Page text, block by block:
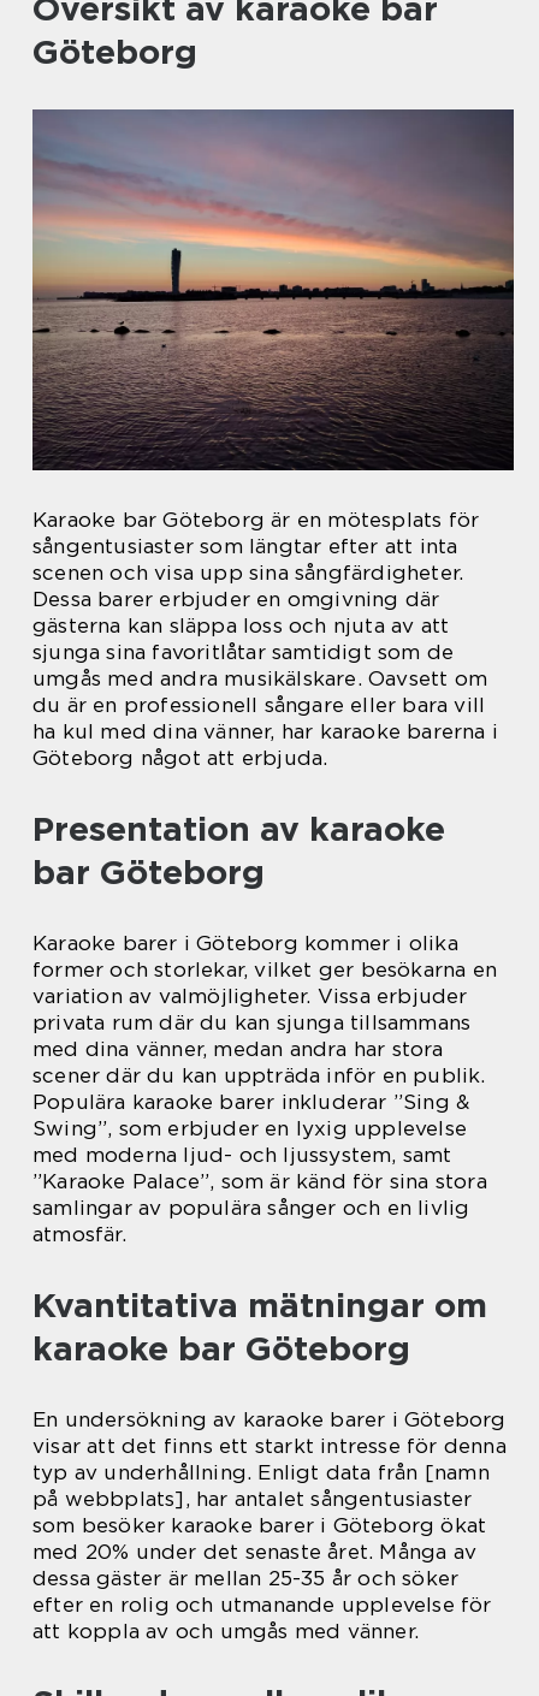
Översikt av karaoke bar
Göteborg
Karaoke bar Göteborg är en mötesplats för
sångentusiaster som längtar efter att inta
scenen och visa upp sina sångfärdigheter.
Dessa barer erbjuder en omgivning där
gästerna kan släppa loss och njuta av att
sjunga sina favoritlåtar samtidigt som de
umgås med andra musikälskare. Oavsett om
du är en professionell sångare eller bara vill
ha kul med dina vänner, har karaoke barerna i
Göteborg något att erbjuda.
Presentation av karaoke
bar Göteborg
Karaoke barer i Göteborg kommer i olika
former och storlekar, vilket ger besökarna en
variation av valmöjligheter. Vissa erbjuder
privata rum där du kan sjunga tillsammans
med dina vänner, medan andra har stora
scener där du kan uppträda inför en publik.
Populära karaoke barer inkluderar ”Sing &
Swing”, som erbjuder en lyxig upplevelse
med moderna ljud- och ljussystem, samt
”Karaoke Palace”, som är känd för sina stora
samlingar av populära sånger och en livlig
atmosfär.
Kvantitativa mätningar om
karaoke bar Göteborg
En undersökning av karaoke barer i Göteborg
visar att det finns ett starkt intresse för denna
typ av underhållning. Enligt data från [namn
på webbplats], har antalet sångentusiaster
som besöker karaoke barer i Göteborg ökat
med 20% under det senaste året. Många av
dessa gäster är mellan 25-35 år och söker
efter en rolig och utmanande upplevelse för
att koppla av och umgås med vänner.